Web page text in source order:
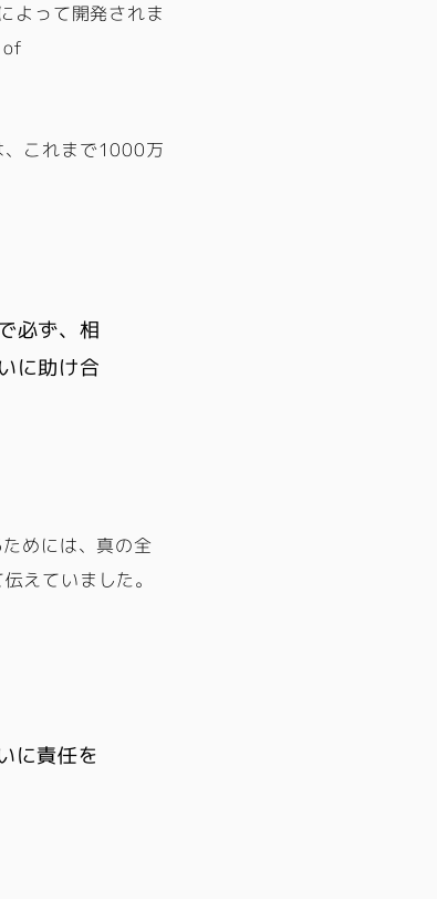
よって開発されま
of
、これまで1000万
必ず、相
に助け合
めには、真の全
えていました。
に責任を